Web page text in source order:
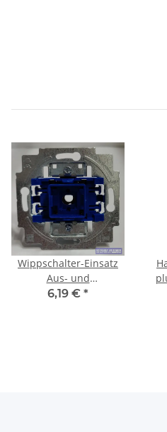
Wippschalter-Einsatz
Aus- und
Wechselschaltung, B&J
6,19 € *